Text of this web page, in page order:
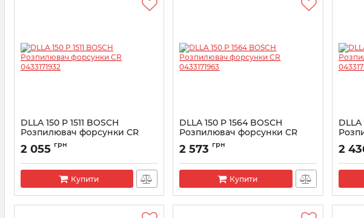
DLLA 150 P 1511 BOSCH
Розпилювач форсунки CR
0433171932
Артикул:
2 055 грн
Купити
DLLA 150 P 1564 BOSCH
Розпилювач форсунки CR
0433171963
Артикул:
2 573 грн
Купити
DLLA
2